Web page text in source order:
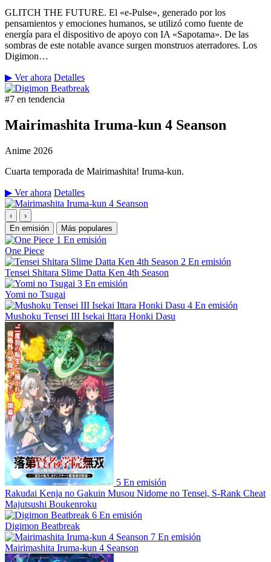
GLITCH THE FUTURE. El «e-Pulse», generado por los
pensamientos y emociones humanos, se utilizó como fuente de
energía para el dispositivo de apoyo con IA «Sapotama». De las
sombras de este notable avance surgen monstruos aterradores. Los
Digimon…
▶ Ver ahora Detalles
#7 en tendencia
Mairimashita Iruma-kun 4 Seanson
Anime 2026
Cuarta temporada de Mairimashita! Iruma-kun.
▶ Ver ahora Detalles
‹
›
En emisión
Más populares
1 En emisión
One Piece
2 En emisión
Tensei Shitara Slime Datta Ken 4th Season
3 En emisión
Yomi no Tsugai
4 En emisión
Mushoku Tensei III Isekai Ittara Honki Dasu
5 En emisión
Rakudai Kenja no Gakuin Musou Nidome no Tensei, S-Rank Cheat
Majutsushi Boukenroku
6 En emisión
Digimon Beatbreak
7 En emisión
Mairimashita Iruma-kun 4 Seanson